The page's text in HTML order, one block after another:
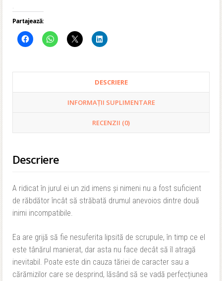
Partajează:
DESCRIERE
INFORMAȚII SUPLIMENTARE
RECENZII (0)
Descriere
A ridicat în jurul ei un zid imens și nimeni nu a fost suficient
de răbdător încât să străbată drumul anevoios dintre două
inimi incompatibile.
Ea are grijă să fie nesuferita lipsită de scrupule, în timp ce el
este tânărul manierat, dar asta nu face decât să îl atragă
inevitabil. Poate este din cauza tăriei de caracter sau a
cărămizilor care se desprind, lăsând să se vadă perfecțiunea